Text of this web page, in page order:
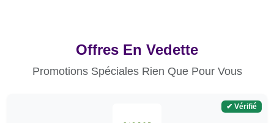
Offres En Vedette
Promotions Spéciales Rien Que Pour Vous
✔ Vérifié